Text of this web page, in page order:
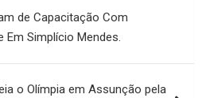
de Capacitação Com
Em Simplício Mendes.
o Olímpia em Assunção pela